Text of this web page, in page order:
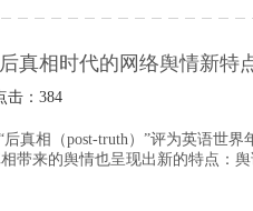
真相时代的网络舆情新特
击： 384
后真相（post-truth）”评为英语世
带来的舆情也呈现出新的特点：